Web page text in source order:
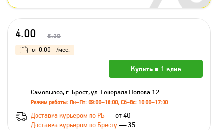
4.00 5.00
от 0.00 /мес.
Купить в 1 клик
Самовывоз, г. Брест, ул. Генерала Попова 12
Режим работы: Пн–Пт: 09:00–18:00, Сб–Вс: 10:00–17:00
Доставка курьером по РБ — от 40
Доставка курьером по Бресту— 35